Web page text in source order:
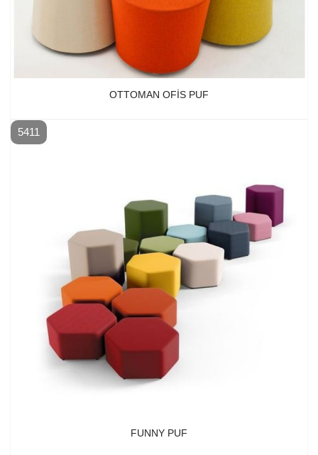
OTTOMAN OFIS PUF
5411
FUNNY PUF